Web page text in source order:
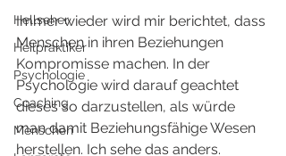
Hellseher
Heilpraktiker
Psychologie
Coaching
Menschen
Immer wieder wird mir berichtet, dass
Menschen in ihren Beziehungen
Kompromisse machen. In der
Psychologie wird darauf geachtet
dieses so darzustellen, als würde
man damit Beziehungsfähige Wesen
herstellen. Ich sehe das anders.